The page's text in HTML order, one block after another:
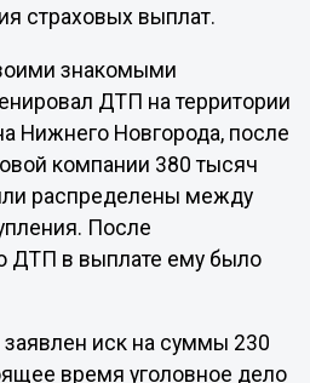
страховых выплат.
знакомыми
ДТП на территории
Нижнего Новгорода, после
компании 380 тысяч
распределены между
После
ДТП в выплате ему было
иск на суммы 230
время уголовное дело